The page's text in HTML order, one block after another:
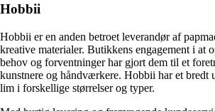
Hobbii
Hobbii er en anden betroet leverandør af
kreative materialer. Butikkens engagement i at
behov og forventninger har gjort dem til et
kunstnere og håndværkere. Hobbii har et bredt
lim i forskellige størrelser og typer.